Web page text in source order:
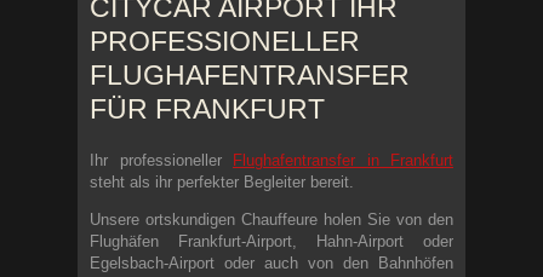
CITYCAR AIRPORT IHR
PROFESSIONELLER
FLUGHAFENTRANSFER
FÜR FRANKFURT
Ihr professioneller
Flughafentransfer in Frankfurt
steht als ihr perfekter Begleiter bereit.
Unsere ortskundigen Chauffeure holen Sie von den
Flughäfen Frankfurt-Airport, Hahn-Airport oder
Egelsbach-Airport oder auch von den Bahnhöfen